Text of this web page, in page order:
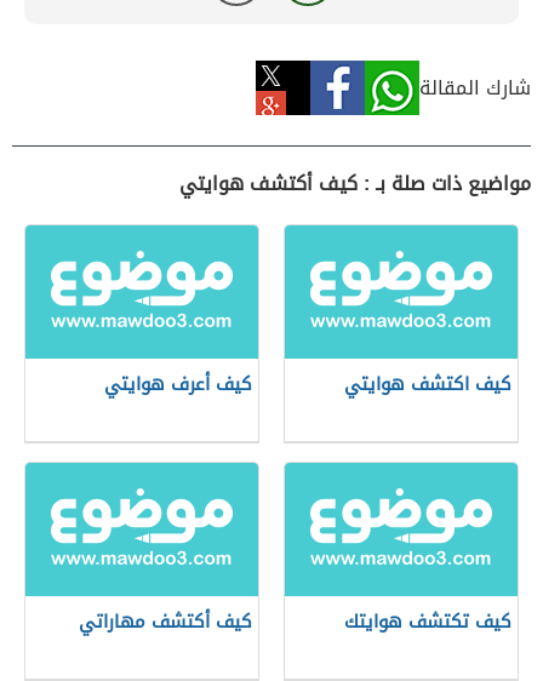
شارك المقالة
مواضيع ذات صلة بـ : كيف أكتشف هوايتي
كيف اكتشف هوايتي كيف أعرف هوايتي
كيف تكتشف هوايتك كيف أكتشف مهاراتي